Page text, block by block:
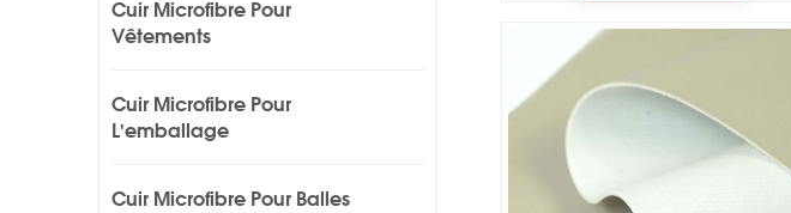
Cuir Microfibre Pour
Vêtements
Cuir Microfibre Pour
L'emballage
Cuir Microfibre Pour Balles